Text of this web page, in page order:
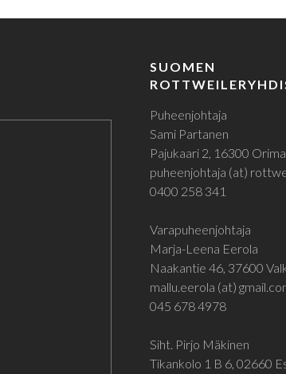
SUOMEN
Puheenjohtaja
Sami Partanen
Pajukaari 2, 16300
puheenjohtaja (at)
0400 258 341
Varapuheenjohtaja
Marja-Leena Eerola
Naakantie 46, 37600
mallu.eerola (at)
045 678 4978
Siht. Pirjo Mäkinen
Tikankolo 1 B 6, 02660